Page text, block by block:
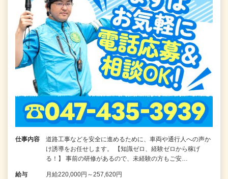
仕事内容
道路工事などを安全に進めるために、車両や通行人への声か
け誘導をお任せします。 【知識ゼロ、経験ゼロから稼げ
る！】 事前の研修があるので、未経験の方もご安…
給与 月給220,000円～257,620円